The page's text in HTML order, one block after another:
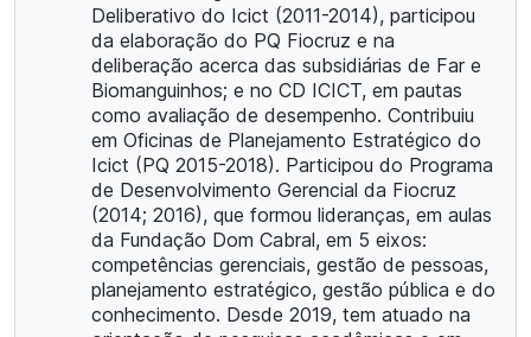
Deliberativo do Icict (2011-2014), participou
da elaboração do PQ Fiocruz e na
deliberação acerca das subsidiárias de Far e
Biomanguinhos; e no CD ICICT, em pautas
como avaliação de desempenho. Contribuiu
em Oficinas de Planejamento Estratégico do
Icict (PQ 2015-2018). Participou do Programa
de Desenvolvimento Gerencial da Fiocruz
(2014; 2016), que formou lideranças, em aulas
da Fundação Dom Cabral, em 5 eixos:
competências gerenciais, gestão de pessoas,
planejamento estratégico, gestão pública e do
conhecimento. Desde 2019, tem atuado na